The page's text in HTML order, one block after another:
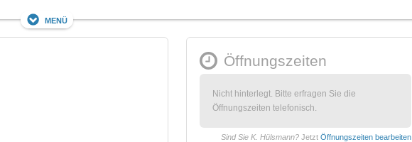
Menü
Öffnungszeiten
Nicht hinterlegt. Bitte erfragen Sie die
Öffnungszeiten telefonisch.
Sind Sie K. Hülsmann? Jetzt Öffnungszeiten bearbeiten